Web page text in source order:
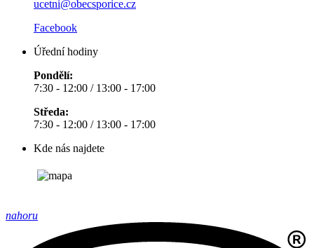
ucetni@obecsporice.cz
Facebook
Úřední hodiny
Pondělí:
7:30 - 12:00 / 13:00 - 17:00
Středa:
7:30 - 12:00 / 13:00 - 17:00
Kde nás najdete
nahoru